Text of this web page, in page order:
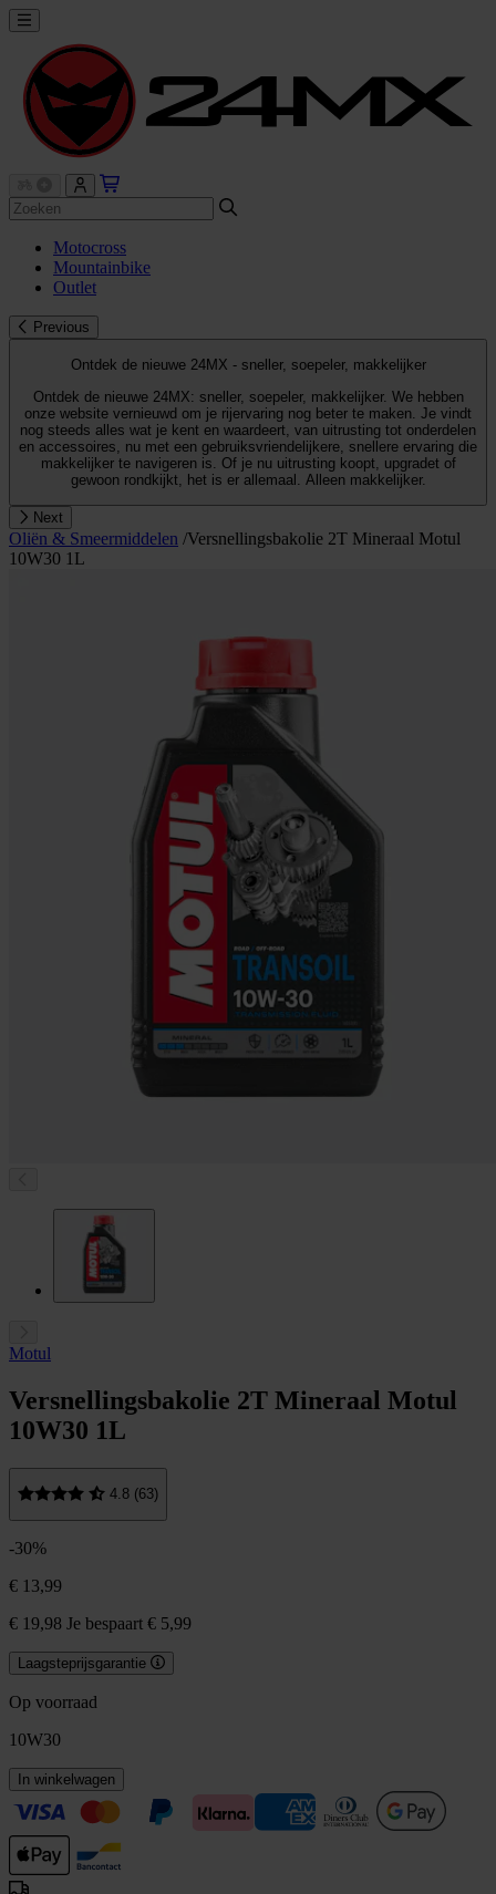
Motocross
Mountainbike
Outlet
Previous
Ontdek de nieuwe 24MX - sneller, soepeler, makkelijker
Ontdek de nieuwe 24MX: sneller, soepeler, makkelijker. We hebben
onze website vernieuwd om je rijervaring nog beter te maken. Je vindt
nog steeds alles wat je kent en waardeert, van uitrusting tot onderdelen
en accessoires, nu met een gebruiksvriendelijkere, snellere ervaring die
makkelijker te navigeren is. Of je nu uitrusting koopt, upgradet of
gewoon rondkijkt, het is er allemaal. Alleen makkelijker.
Next
Oliën & Smeermiddelen /Versnellingsbakolie 2T Mineraal Motul
10W30 1L
Motul
Versnellingsbakolie 2T Mineraal Motul
10W30 1L
4.8 (63)
-30%
€ 13,99
€ 19,98 Je bespaart € 5,99
Laagsteprijsgarantie
Op voorraad
10W30
In winkelwagen